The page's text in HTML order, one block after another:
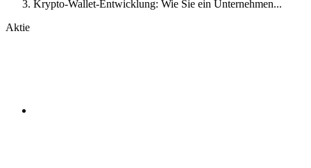
Krypto-Wallet-Entwicklung: Wie Sie ein Unternehmen...
Aktie